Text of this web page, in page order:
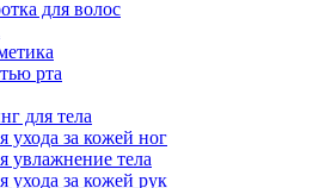
для волос
рта
для тела
ухода за кожей ног
увлажнение тела
ухода за кожей рук